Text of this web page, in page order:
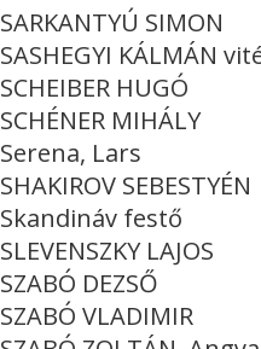
SARKANTYÚ SIMON
SASHEGYI KÁLMÁN
SCHEIBER HUGÓ
SCHÉNER MIHÁLY
Serena, Lars
SHAKIROV SEBESTYÉN
Skandináv festő
SLEVENSZKY LAJOS
SZABÓ DEZSŐ
SZABÓ VLADIMIR